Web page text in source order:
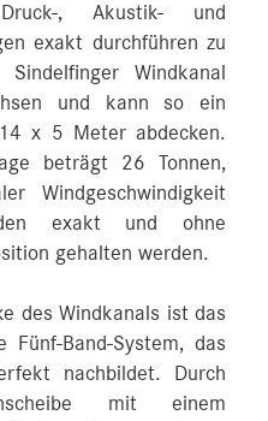
, Akustik- und
exakt durchführen zu
Windkanal
und kann so ein
x 5 Meter abdecken.
beträgt 26 Tonnen,
Windgeschwindigkeit
exakt und ohne
gehalten werden.
des Windkanals ist das
Band-System, das
nachbildet. Durch
mit einem